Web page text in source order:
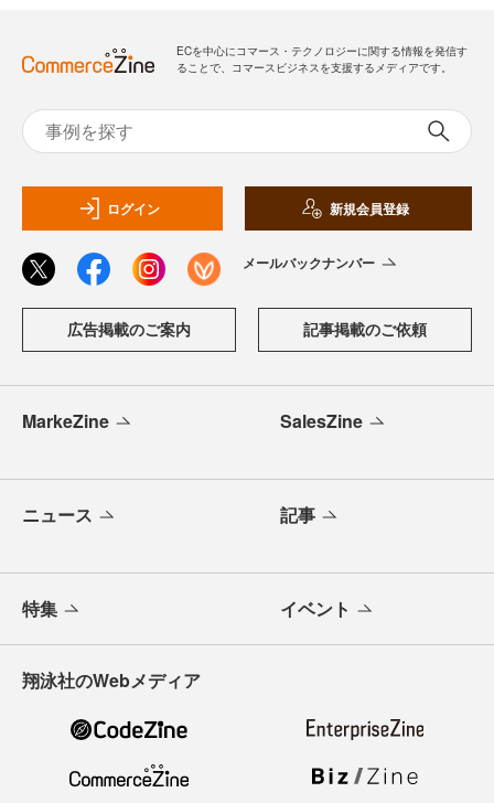
ECを中心にコマース・テクノロジーに関する情報を発信す
ることで、コマースビジネスを支援するメディアです。
ログイン 新規会員登録
メールバックナンバー
広告掲載のご案内 記事掲載のご依頼
MarkeZine SalesZine
ニュース 記事
特集 イベント
翔泳社のWebメディア